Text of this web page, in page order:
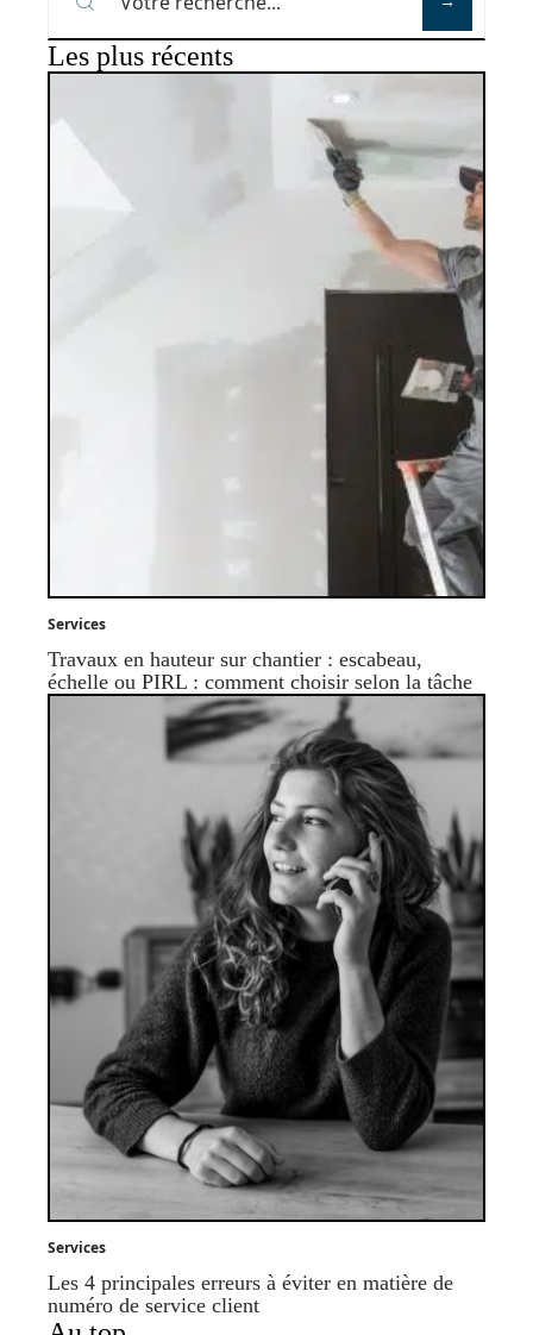
Les plus récents
Services
Travaux en hauteur sur chantier : escabeau,
échelle ou PIRL : comment choisir selon la tâche
Services
Les 4 principales erreurs à éviter en matière de
numéro de service client